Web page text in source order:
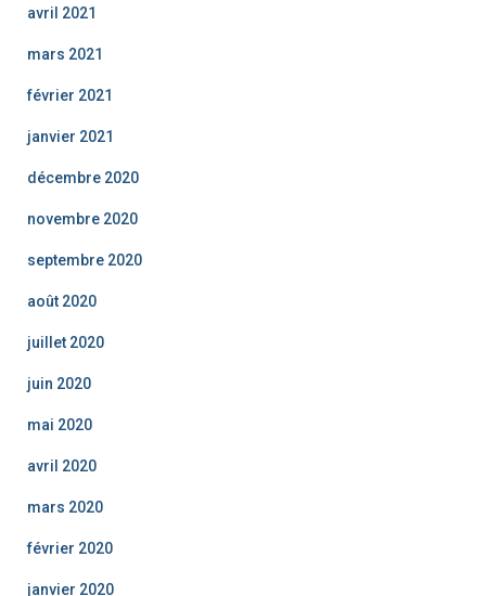
avril 2021
mars 2021
février 2021
janvier 2021
décembre 2020
novembre 2020
septembre 2020
août 2020
juillet 2020
juin 2020
mai 2020
avril 2020
mars 2020
février 2020
janvier 2020